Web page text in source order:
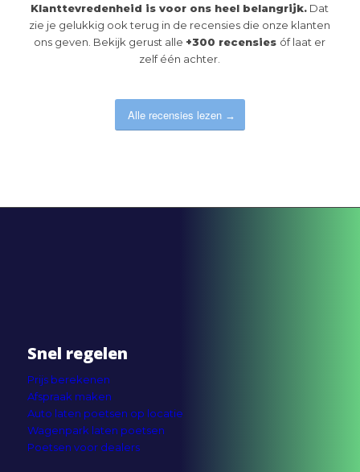
Klanttevredenheid is voor ons heel belangrijk. Dat
zie je gelukkig ook terug in de recensies die onze klanten
ons geven. Bekijk gerust alle +300 recensies óf laat er
zelf één achter.
Alle recensies lezen
Snel regelen
Prijs berekenen
Afspraak maken
Auto laten poetsen op locatie
Wagenpark laten poetsen
Poetsen voor dealers